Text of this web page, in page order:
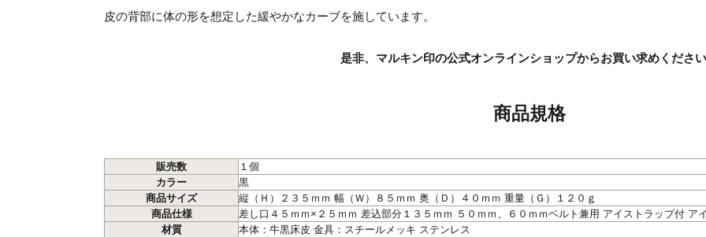
皮の背部に体の形を想定した緩やかなカーブを施しています。
是非、マルキン印の公式オンラインショップからお買い求めくださ
商品規格
販売数
１個
カラー
黒
商品サイズ
縦（Ｈ）２３５ｍｍ 幅（Ｗ）８５ｍｍ 奥（Ｄ）４０ｍｍ 重量（Ｇ）１２０ｇ
商品仕様
差し口４５ｍｍ×２５ｍｍ 差込部分１３５ｍｍ ５０ｍｍ、６０ｍｍベルト兼用 アイストラップ付 ア
材質
本体：牛黒床皮 金具：スチールメッキ ステンレス